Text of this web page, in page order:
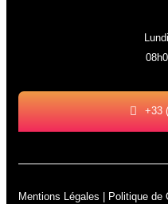
+33
Mentions Légales Politique de